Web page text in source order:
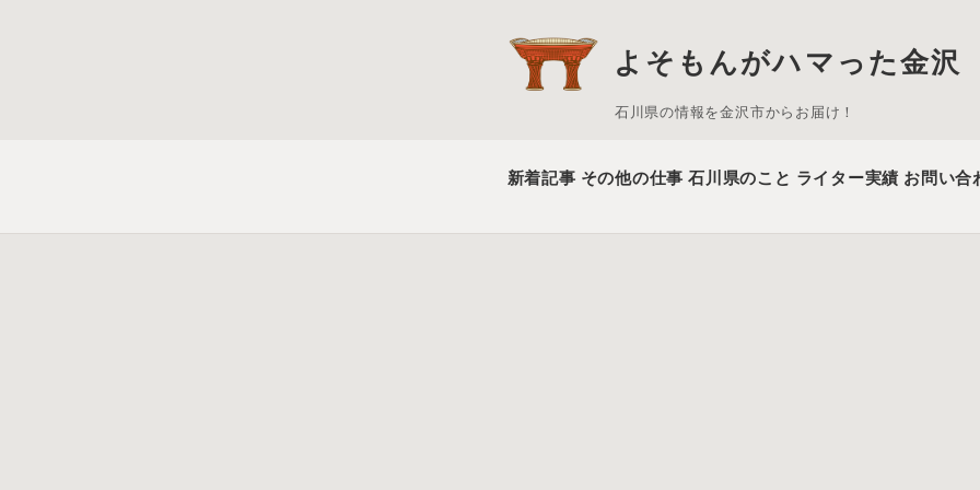
よそもんがハマった金沢
石川県の情報を金沢市からお届け！
新着記事 その他の仕事 石川県のこと ライター実績 お問い合